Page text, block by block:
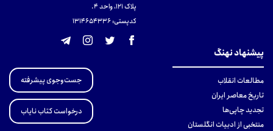
پلاک 121، واحد ۴.
کدپستی: 131465433۶
پیشنهاد نهنگ
مطالعات انقلاب
تاریخ معاصر ایران
تجدید چاپی‌ها
منتخبی از ادبیات انگلستان
جست‌وجوی پیشرفته
درخواست کتاب نایاب